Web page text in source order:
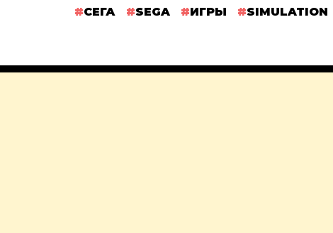
СЕГА SEGA ИГРЫ SIMULATION